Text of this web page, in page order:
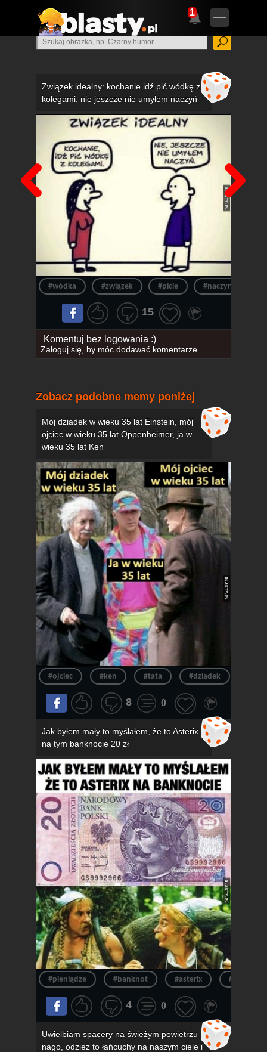
1
Związek idealny: kochanie idź pić wódkę z
kolegami, nie jeszcze nie umyłem naczyń
Poprzedni
#wódka #związek #picie #naczynia
15
Komentuj bez logowania :)
Zaloguj się, by móc dodawać komentarze.
Zobacz podobne memy poniżej
Mój dziadek w wieku 35 lat Einstein, mój
ojciec w wieku 35 lat Oppenheimer, ja w
wieku 35 lat Ken
#ojciec #ken #tata #dziadek
8 0
Jak byłem mały to myślałem, że to Asterix
na tym banknocie 20 zł
#pieniądze #banknot #asterix #pieniądz
4 0
Uwielbiam spacery na świeżym powietrzu
nago, odzież to łańcuchy na naszym ciele i